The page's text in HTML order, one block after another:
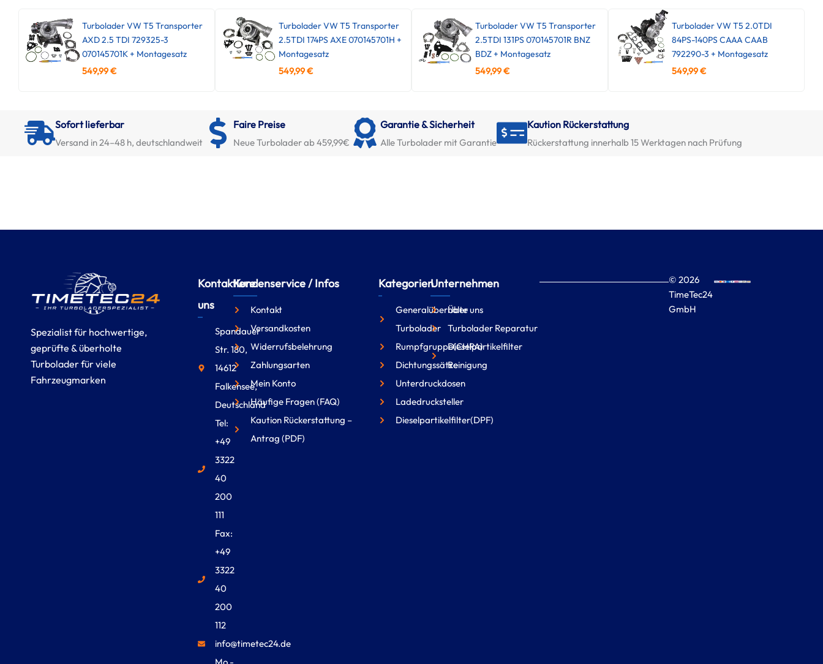
Turbolader VW T5 Transporter
AXD 2.5 TDI 729325-3
070145701K + Montagesatz
549,99€
Turbolader VW T5 Transporter
2.5TDI 174PS AXE 070145701H +
Montagesatz
549,99€
Turbolader VW T5 Transporter
2.5TDI 131PS 070145701R BNZ
BDZ + Montagesatz
549,99€
Turbolader VW T5 2.0TDI
84PS-140PS CAAA CAAB
792290-3 + Montagesatz
549,99€
Sofort lieferbar
Versand in 24–48 h, deutschlandweit
Faire Preise
Neue Turbolader ab 459,99€
Garantie & Sicherheit
Alle Turbolader mit Garantie
Kaution Rückerstattung
Rückerstattung innerhalb 15 Werktagen nach Prüfung
Spezialist für hochwertige,
geprüfte & überholte
Turbolader für viele
Fahrzeugmarken
Kontaktiere
uns
Spandauer
Str. 180,
14612
Falkensee,
Deutschland
Tel:
+49
3322
40
200
111
Fax:
+49
3322
40
200
112
info@timetec24.de
Kundenservice / Infos
Kontakt
Versandkosten
Widerrufsbelehrung
Zahlungsarten
Mein Konto
Häufige Fragen (FAQ)
Kaution Rückerstattung –
Antrag (PDF)
Kategorien
Generalüberholte
Turbolader
Rumpfgruppe(CHRA)
Dichtungssätze
Unterdruckdosen
Ladedrucksteller
Dieselpartikelfilter(DPF)
Unternehmen
Über uns
Turbolader Reparatur
Dieselpartikelfilter
Reinigung
© 2026
TimeTec24
GmbH